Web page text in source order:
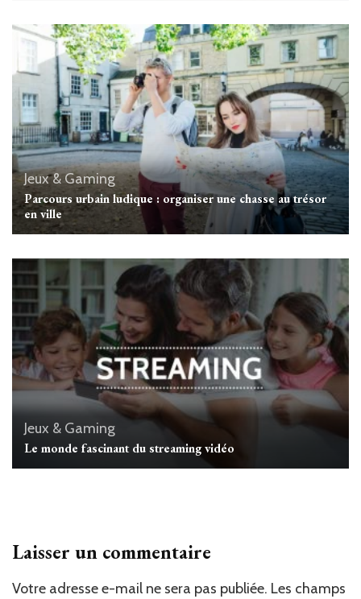
Jeux & Gaming
Parcours urbain ludique : organiser une chasse au trésor
en ville
Jeux & Gaming
Le monde fascinant du streaming vidéo
Laisser un commentaire
Votre adresse e-mail ne sera pas publiée. Les champs